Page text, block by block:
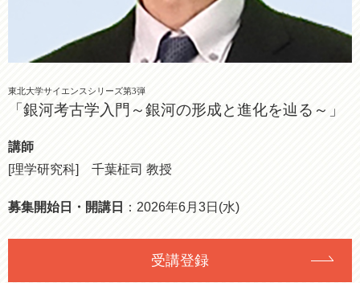
東北大学サイエンスシリーズ第3弾
「銀河考古学入門～銀河の形成と進化を辿る～」
講師
[理学研究科] 千葉柾司 教授
募集開始日・開講日 ：2026年6月3日(水)
受講登録